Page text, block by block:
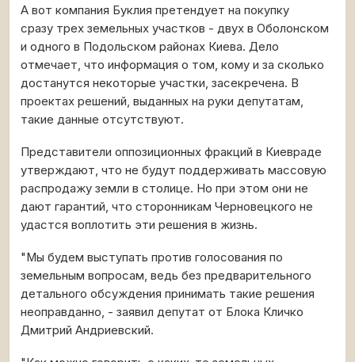
А вот компания Буклия претендует на покупку
сразу трех земельных участков - двух в Оболонском
и одного в Подольском районах Киева. Дело
отмечает, что информация о том, кому и за сколько
достанутся некоторые участки, засекречена. В
проектах решений, выданных на руки депутатам,
такие данные отсутствуют.
Представители оппозиционных фракций в Киевраде
утверждают, что не будут поддерживать массовую
распродажу земли в столице. Но при этом они не
дают гарантий, что сторонникам Черновецкого не
удастся воплотить эти решения в жизнь.
"Мы будем выступать против голосования по
земельным вопросам, ведь без предварительного
детального обсуждения принимать такие решения
неоправданно, - заявил депутат от Блока Кличко
Дмитрий Андриевский.